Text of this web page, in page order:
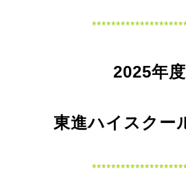
2025年度
東進ハイスクー